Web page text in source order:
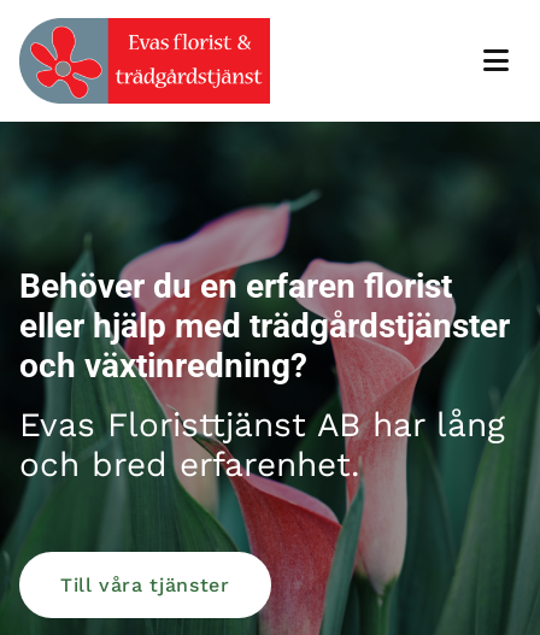
Behöver du en erfaren florist
eller hjälp med trädgårdstjänster
och växtinredning?
Evas Floristtjänst AB har lång
och bred erfarenhet.
Till våra tjänster